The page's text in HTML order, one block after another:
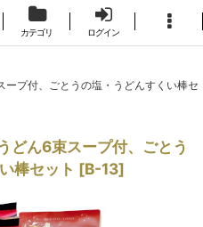
カテゴリ ログイン
ープ付、ごとうの塩・うどんすくい棒セ
どん6束スープ付、ごとう
棒セット [B-13]